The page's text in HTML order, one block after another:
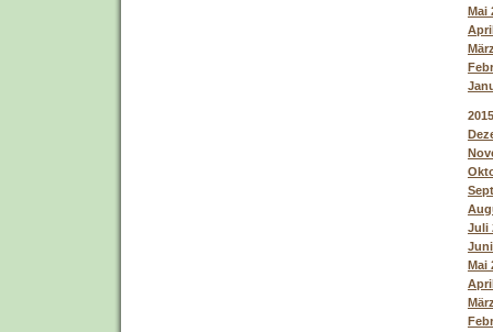
Mai
2015
Juli
Mai